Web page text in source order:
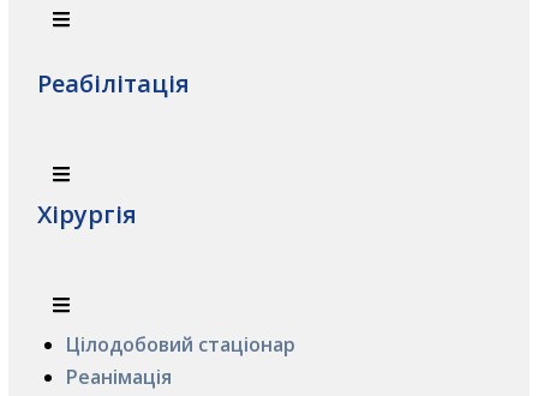
Реабілітація
Хірургія
Цілодобовий стаціонар
Реанімація